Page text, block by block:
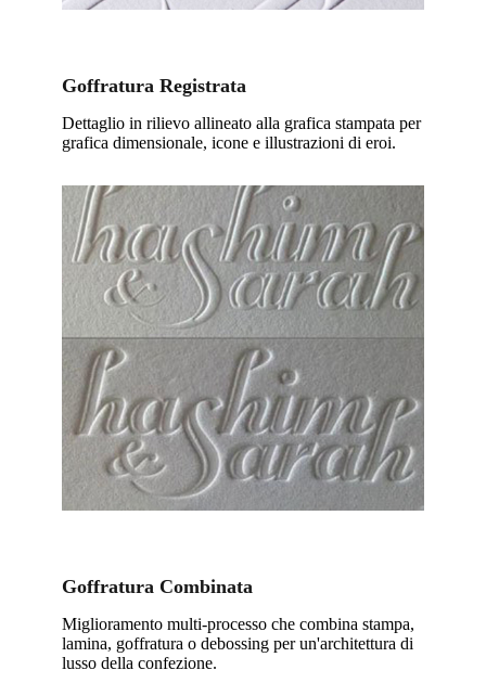
Goffratura Registrata
Dettaglio in rilievo allineato alla grafica stampata per
grafica dimensionale, icone e illustrazioni di eroi.
Goffratura Combinata
Miglioramento multi-processo che combina stampa,
lamina, goffratura o debossing per un'architettura di
lusso della confezione.